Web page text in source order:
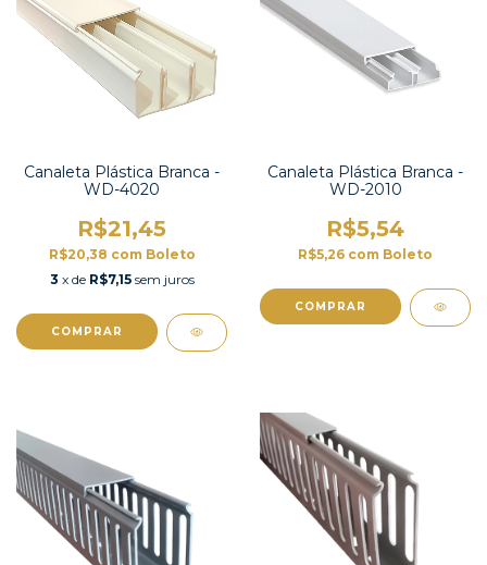
Canaleta Plástica Branca -
WD-4020
R$21,45
R$20,38 com Boleto
3 x de R$7,15 sem juros
COMPRAR
Canaleta Plástica Branca -
WD-2010
R$5,54
R$5,26 com Boleto
COMPRAR